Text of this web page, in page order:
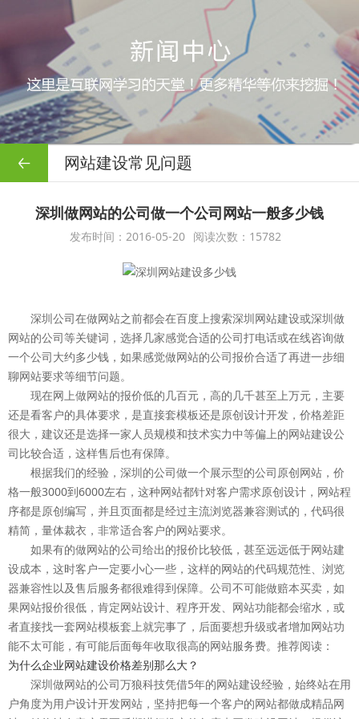
网站建设常见问题
深圳做网站的公司做一个公司网站一般多少钱
发布时间：2016-05-20 阅读次数：15782
深圳公司在做网站之前都会在百度上搜索深圳网站建设或深圳做
网站的公司等关键词，选择几家感觉合适的公司打电话或在线咨询做
一个公司大约多少钱，如果感觉做网站的公司报价合适了再进一步细
聊网站要求等细节问题。
现在网上做网站的报价低的几百元，高的几千甚至上万元，主要
还是看客户的具体要求，是直接套模板还是原创设计开发，价格差距
很大，建议还是选择一家人员规模和技术实力中等偏上的网站建设公
司比较合适，这样售后也有保障。
根据我们的经验，深圳的公司做一个展示型的公司原创网站，价
格一般3000到6000左右，这种网站都针对客户需求原创设计，网站程
序都是原创编写，并且页面都是经过主流浏览器兼容测试的，代码很
精简，量体裁衣，非常适合客户的网站要求。
如果有的做网站的公司给出的报价比较低，甚至远远低于网站建
设成本，这时客户一定要小心一些，这样的网站的代码规范性、浏览
器兼容性以及售后服务都很难得到保障。公司不可能做赔本买卖，如
果网站报价很低，肯定网站设计、程序开发、网站功能都会缩水，或
者直接找一套网站模板套上就完事了，后面要想升级或者增加网站功
能不太可能，有可能后面每年收取很高的网站服务费。推荐阅读：
为什么企业网站建设价格差别那么大？
深圳做网站的公司万狼科技凭借5年的网站建设经验，始终站在用
户角度为用户设计开发网站，坚持把每一个客户的网站都做成精品网